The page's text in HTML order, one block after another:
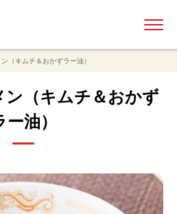
（キムチ＆おかずラー油）
ン（キムチ＆おかず
ー油）